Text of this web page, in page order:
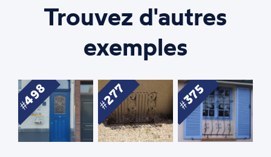
Trouvez d'autres
exemples
498 277 375